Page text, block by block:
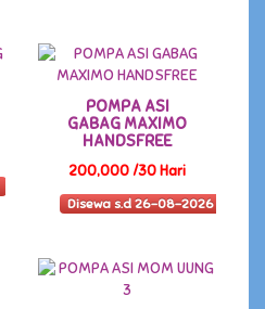
POMPA ASI
GABAG MAXIMO
HANDSFREE
200,000 /30 Hari
Disewa s.d 26-08-2026